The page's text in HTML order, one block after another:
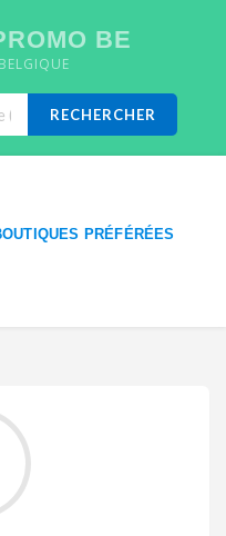
BE
RECHERCHER
PRÉFÉRÉES